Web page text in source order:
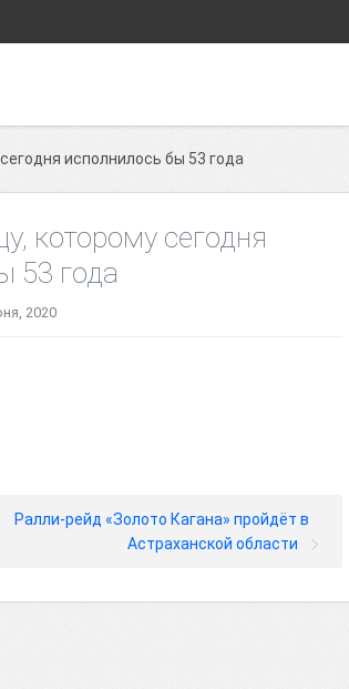
исполнилось бы 53 года
которому сегодня
53 года
2020
Ралли-рейд «Золото Кагана» пройдёт в
Астраханской области